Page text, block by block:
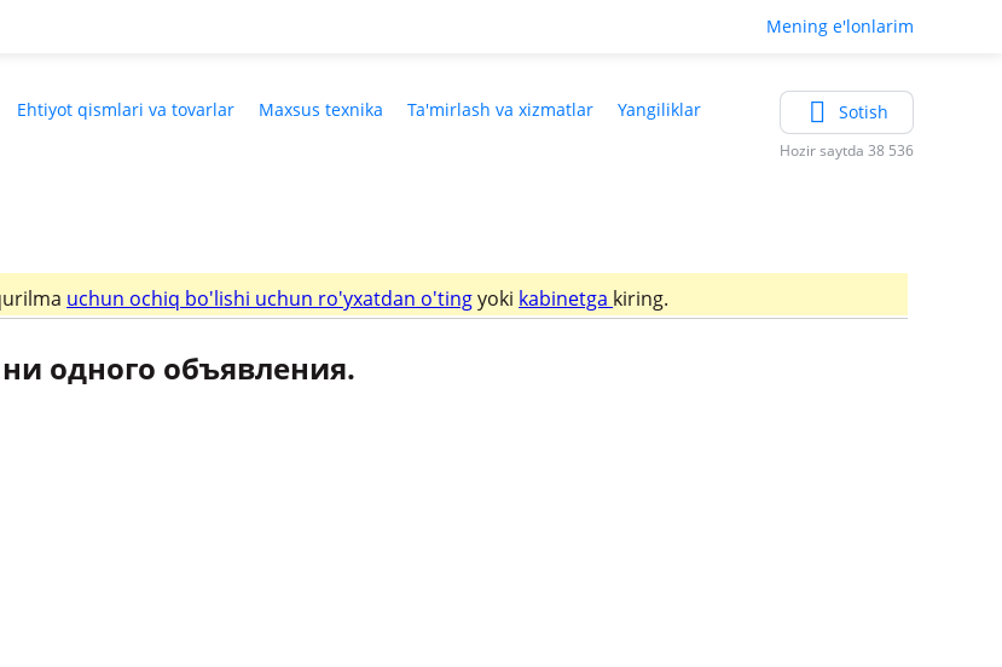
Mening e'lonlarim
Ehtiyot qismlari va tovarlar Maxsus texnika Ta'mirlash va xizmatlar Yangiliklar Sotish
Hozir saytda 38 536
uchun ochiq bo'lishi uchun ro'yxatdan o'tingyoki kabinetga kiring.
одного объявления.